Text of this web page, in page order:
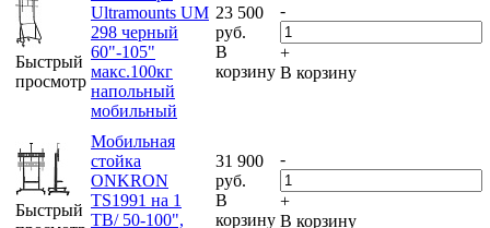
Быстрый
просмотр
Ultramounts UM
298 черный
60"-105"
макс.100кг
напольный
мобильный
23 500
руб.
В
корзину
-
+
В корзину
Быстрый
Мобильная
стойка
ONKRON
TS1991 на 1
ТВ/ 50-100",
31 900
руб.
В
корзину
-
+
В корзину